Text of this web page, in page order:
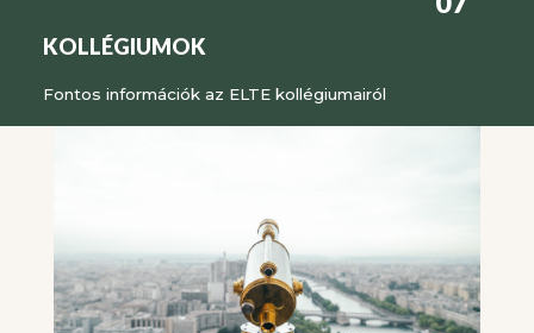
KOLLÉGIUMOK
Fontos információk az ELTE kollégiumairól